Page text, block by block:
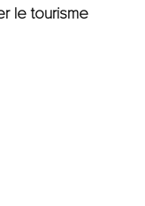
le tourisme